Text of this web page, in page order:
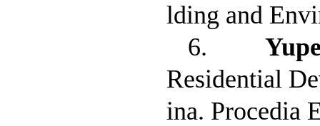
lding and
6.
Residential
ina. Procedia